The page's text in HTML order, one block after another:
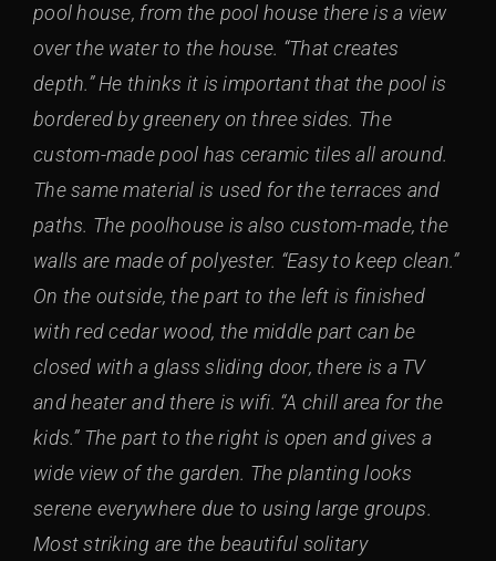
pool house, from the pool house there is a view
over the water to the house. “That creates
depth.” He thinks it is important that the pool is
bordered by greenery on three sides. The
custom-made pool has ceramic tiles all around.
The same material is used for the terraces and
paths. The poolhouse is also custom-made, the
walls are made of polyester. “Easy to keep clean.”
On the outside, the part to the left is finished
with red cedar wood, the middle part can be
closed with a glass sliding door, there is a TV
and heater and there is wifi. “A chill area for the
kids.” The part to the right is open and gives a
wide view of the garden. The planting looks
serene everywhere due to using large groups.
Most striking are the beautiful solitary